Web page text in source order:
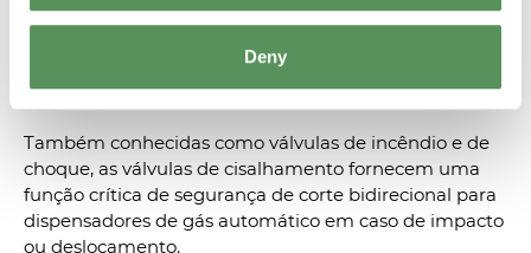
Deny
Válvulas de cisalhamento
Também conhecidas como válvulas de incêndio e de
choque, as válvulas de cisalhamento fornecem uma
função crítica de segurança de corte bidirecional para
dispensadores de gás automático em caso de impacto
ou deslocamento.